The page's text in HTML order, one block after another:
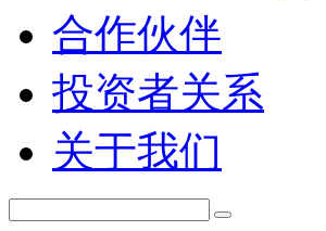
合作伙伴
投资者关系
关于我们